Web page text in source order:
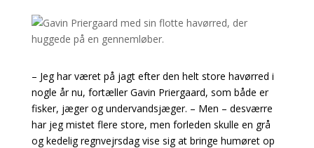
– Jeg har været på jagt efter den helt store havørred i
nogle år nu, fortæller Gavin Priergaard, som både er
fisker, jæger og undervandsjæger. – Men – desværre
har jeg mistet flere store, men forleden skulle en grå
og kedelig regnvejrsdag vise sig at bringe humøret op